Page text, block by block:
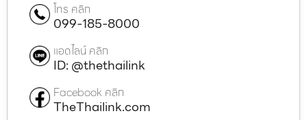
โทร คลิก
099-185-8000
แอดไลน์ คลิก
ID: @thethailink
Facebook คลิก
TheThailink.com